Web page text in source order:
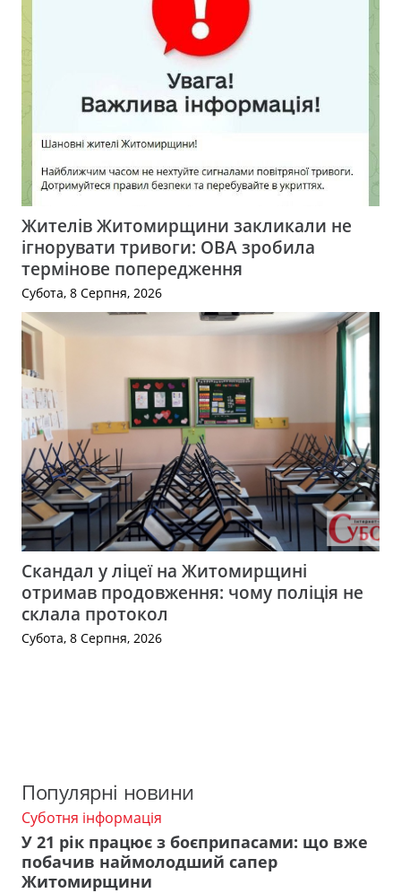
Жителів Житомирщини закликали не
ігнорувати тривоги: ОВА зробила
термінове попередження
Субота, 8 Серпня, 2026
Скандал у ліцеї на Житомирщині
отримав продовження: чому поліція не
склала протокол
Субота, 8 Серпня, 2026
Популярні новини
Суботня інформація
У 21 рік працює з боєприпасами: що вже
побачив наймолодший сапер
Житомирщини